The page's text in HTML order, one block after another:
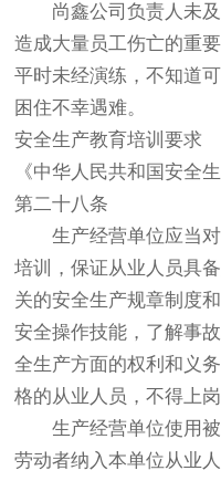
尚鑫公司负责人未及
造成大量员工伤亡的重
平时未经演练，不知道
困住不幸遇难。
安全生产教育培训要求
《中华人民共和国安全生
第二十八条
生产经营单位应当对
培训，保证从业人员具
关的安全生产规章制度
安全操作技能，了解事
全生产方面的权利和义
格的从业人员，不得上岗
生产经营单位使用被
劳动者纳入本单位从业